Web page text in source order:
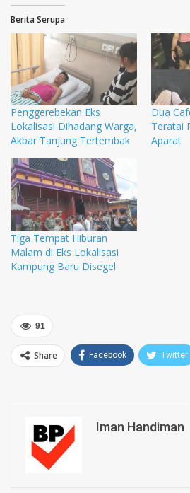
Berita Serupa
Penggerebekan Eks
Lokalisasi Dihadang Warga,
Akbar Tanjung Tertembak
Dua
Teratai
Aparat
Tiga Tempat Hiburan
Malam di Eks Lokalisasi
Kampung Baru Disegel
91
Share Facebook Twitter
Iman Handiman